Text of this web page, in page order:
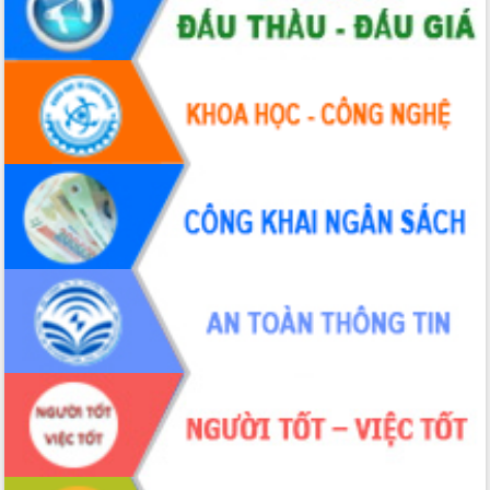
Tháo gỡ những vướng mắc, đẩy mạnh
công tác cải cách thủ tục hành chính
tại Trung tâm Phục vụ hành chính
công tỉnh
Đắk Lắk: Tôn vinh 46 giải pháp tại Hội
thi Sáng tạo Kỹ thuật 2024 - 2025
Đắk Lắk rà soát, điều chỉnh Đề án 190
về phát triển nuôi trồng thủy sản
Phó Chủ tịch UBND tỉnh Đắk Lắk
Trương Công Thái kiểm tra thực địa
Dự án cao tốc Khánh Hòa - Buôn Ma
Định vị cà phê Việt Nam như một “di
sản sống” trong dòng chảy toàn cầu
Xây dựng nông thôn mới: Nâng cao đời
sống người dân từ những mô hình thiết
thực
Quyết liệt tháo gỡ vướng mắc, đẩy
nhanh tiến độ các dự án trọng điểm
trong Khu kinh tế Nam Phú Yên